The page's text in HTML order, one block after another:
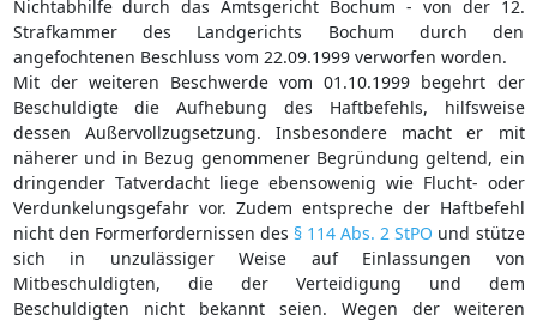
Nichtabhilfe durch das Amtsgericht Bochum - von der 12.
Strafkammer des Landgerichts Bochum durch den
angefochtenen Beschluss vom 22.09.1999 verworfen worden.
Mit der weiteren Beschwerde vom 01.10.1999 begehrt der
Beschuldigte die Aufhebung des Haftbefehls, hilfsweise
dessen Außervollzugsetzung. Insbesondere macht er mit
näherer und in Bezug genommener Begründung geltend, ein
dringender Tatverdacht liege ebensowenig wie Flucht- oder
Verdunkelungsgefahr vor. Zudem entspreche der Haftbefehl
nicht den Formerfordernissen des § 114 Abs. 2 StPO und stütze
sich in unzulässiger Weise auf Einlassungen von
Mitbeschuldigten, die der Verteidigung und dem
Beschuldigten nicht bekannt seien. Wegen der weiteren